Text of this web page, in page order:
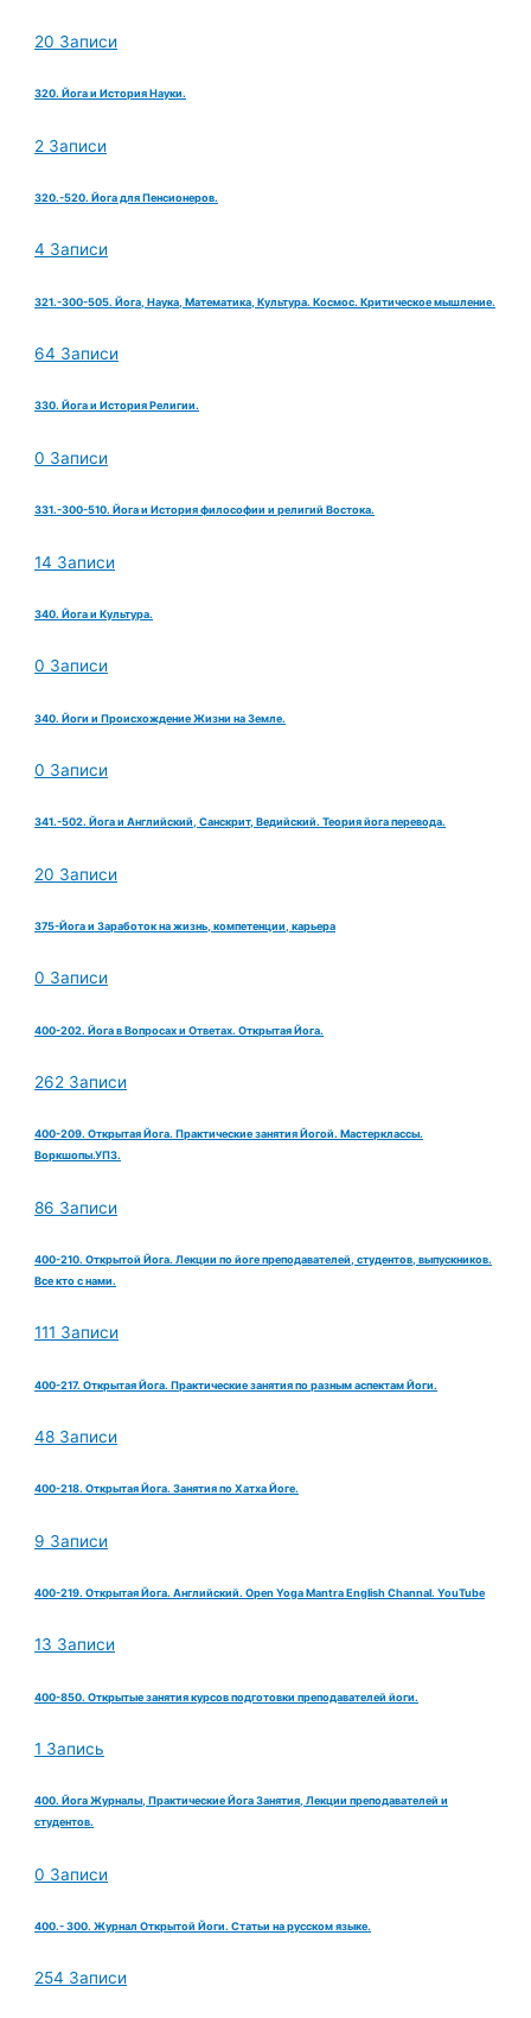
20 Записи
320. Йога и История Науки.
2 Записи
320.-520. Йога для Пенсионеров.
4 Записи
321.-300-505. Йога, Наука, Математика, Культура. Космос. Критическое мышление.
64 Записи
330. Йога и История Религии.
0 Записи
331.-300-510. Йога и История философии и религий Востока.
14 Записи
340. Йога и Культура.
0 Записи
340. Йоги и Происхождение Жизни на Земле.
0 Записи
341.-502. Йога и Английский, Санскрит, Ведийский. Теория йога перевода.
20 Записи
375-Йога и Заработок на жизнь, компетенции, карьера
0 Записи
400-202. Йога в Вопросах и Ответах. Открытая Йога.
262 Записи
400-209. Открытая Йога. Практические занятия Йогой. Мастерклассы.
Воркшопы.УПЗ.
86 Записи
400-210. Открытой Йога. Лекции по йоге преподавателей, студентов, выпускников.
Все кто с нами.
111 Записи
400-217. Открытая Йога. Практические занятия по разным аспектам Йоги.
48 Записи
400-218. Открытая Йога. Занятия по Хатха Йоге.
9 Записи
400-219. Открытая Йога. Английский. Open Yoga Mantra English Channal. YouTube
13 Записи
400-850. Открытые занятия курсов подготовки преподавателей йоги.
1 Запись
400. Йога Журналы, Практические Йога Занятия, Лекции преподавателей и
студентов.
0 Записи
400.- 300. Журнал Открытой Йоги. Статьи на русском языке.
254 Записи